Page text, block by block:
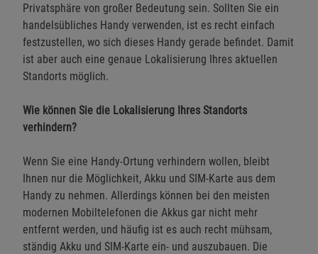
Privatsphäre von großer Bedeutung sein. Sollten Sie ein
handelsübliches Handy verwenden, ist es recht einfach
festzustellen, wo sich dieses Handy gerade befindet. Damit
ist aber auch eine genaue Lokalisierung Ihres aktuellen
Standorts möglich.
Wie können Sie die Lokalisierung Ihres Standorts
verhindern?
Wenn Sie eine Handy-Ortung verhindern wollen, bleibt
Ihnen nur die Möglichkeit, Akku und SIM-Karte aus dem
Handy zu nehmen. Allerdings können bei den meisten
modernen Mobiltelefonen die Akkus gar nicht mehr
entfernt werden, und häufig ist es auch recht mühsam,
ständig Akku und SIM-Karte ein- und auszubauen. Die